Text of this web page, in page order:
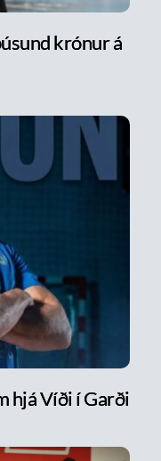
krónur á
hjá Víði í Garði